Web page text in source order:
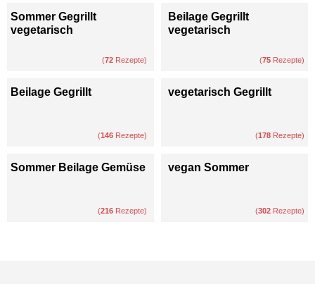
Sommer Gegrillt
vegetarisch
(72 Rezepte)
Beilage Gegrillt
vegetarisch
(75 Rezepte)
Beilage Gegrillt
(146 Rezepte)
vegetarisch Gegrillt
(178 Rezepte)
Sommer Beilage Gemüse
(216 Rezepte)
vegan Sommer
(302 Rezepte)